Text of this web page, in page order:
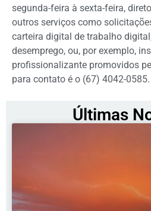
segunda-feira à sexta-feira,
outros serviços como
carteira digital de trabalho
desemprego, ou, por exemplo,
profissionalizante promovidos
para contato é o (67) 4042-0585.
Últimas